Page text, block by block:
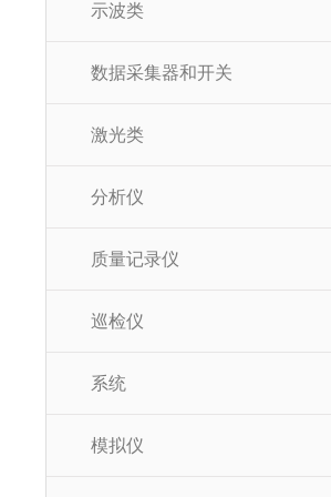
示波类
数据采集器和开关
激光类
分析仪
质量记录仪
巡检仪
系统
模拟仪